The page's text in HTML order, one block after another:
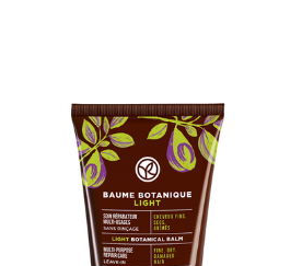
-20 %!
nyt vain 200 €